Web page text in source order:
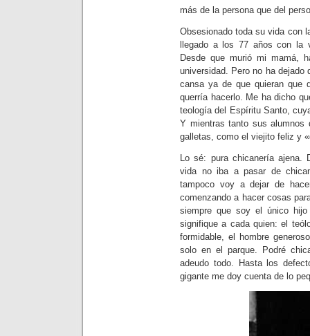
más de la persona que del
Obsesionado toda su vida con
llegado a los 77 años con la
Desde que murió mi mamá,
universidad. Pero no ha
cansa ya de que quieran que
querría hacerlo. Me ha dicho
teología del Espíritu Santo,
Y mientras tanto sus
galletas, como el viejito feliz y
Lo sé: pura chicanería ajena.
vida no iba a pasar de
tampoco voy a dejar de
comenzando a hacer cosas
siempre que soy el único
signifique a cada quien: el
formidable, el hombre
solo en el parque. Podré
adeudo todo. Hasta los
gigante me doy cuenta de lo